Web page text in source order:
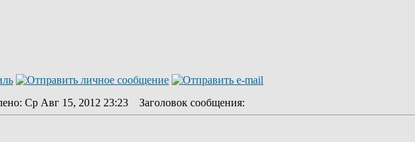
: Ср Авг 15, 2012 23:23 Заголовок сообщения: